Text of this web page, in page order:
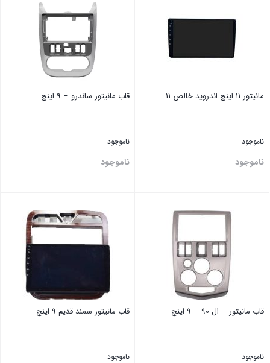
مانیتور 11 اینچ اندروید خالص 11
ناموجود
ناموجود
قاب مانیتور ساندرو – 9 اینچ
ناموجود
ناموجود
قاب مانیتور – ‏ال ‏90 – 9 اینچ
ناموجود
قاب مانیتور ‏سمند ‏قدیم 9 اینچ
ناموجود